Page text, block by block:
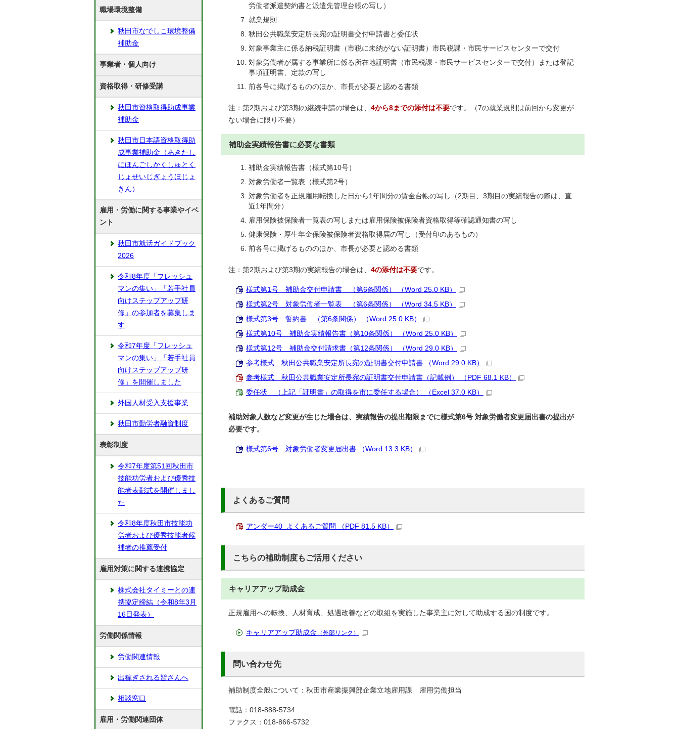
労働者派遣契約書と派遣先管理台帳の写し）
就業規則
秋田公共職業安定所長宛の証明書交付申請書と委任状
対象事業主に係る納税証明書（市税に未納がない証明書）市民税課・市民サービスセンターで交付
対象労働者が属する事業所に係る所在地証明書（市民税課・市民サービスセンターで交付）または登記
事項証明書、定款の写し
前各号に掲げるもののほか、市長が必要と認める書類
注：第2期および第3期の継続申請の場合は、 4から8までの添付は不要です。（7の就業規則は前回から変更が
ない場合に限り不要）
補助金実績報告書に必要な書類
補助金実績報告書（様式第10号）
対象労働者一覧表（様式第2号）
対象労働者を正規雇用転換した日から1年間分の賃金台帳の写し（2期目、3期目の実績報告の際は、直
近1年間分）
雇用保険被保険者一覧表の写しまたは雇用保険被保険者資格取得等確認通知書の写し
健康保険・厚生年金保険被保険者資格取得届の写し（受付印のあるもの）
前各号に掲げるもののほか、市長が必要と認める書類
注：第2期および第3期の実績報告の場合は、 4の添付は不要です。
様式第1号 補助金交付申請書 （第6条関係） （Word 25.0 KB）
様式第2号 対象労働者一覧表 （第6条関係） （Word 34.5 KB）
様式第3号 誓約書 （第6条関係） （Word 25.0 KB）
様式第10号 補助金実績報告書（第10条関係） （Word 25.0 KB）
様式第12号 補助金交付請求書（第12条関係） （Word 29.0 KB）
参考様式 秋田公共職業安定所長宛の証明書交付申請書 （Word 29.0 KB）
参考様式 秋田公共職業安定所長宛の証明書交付申請書（記載例） （PDF 68.1 KB）
委任状 （上記「証明書」の取得を市に委任する場合） （Excel 37.0 KB）
補助対象人数など変更が生じた場合は、実績報告の提出期限までに様式第6号 対象労働者変更届出書の提出が
必要です。
様式第6号 対象労働者変更届出書 （Word 13.3 KB）
よくあるご質問
アンダー40_よくあるご質問 （PDF 81.5 KB）
こちらの補助制度もご活用ください
キャリアアップ助成金
正規雇用への転換、人材育成、処遇改善などの取組を実施した事業主に対して助成する国の制度です。
キャリアアップ助成金 （外部リンク）
問い合わせ先
補助制度全般について：秋田市産業振興部企業立地雇用課 雇用労働担当
電話：018-888-5734
ファクス：018-866-5732
職場環境整備
秋田市なでしこ環境整備
補助金
事業者・個人向け
資格取得・研修受講
秋田市資格取得助成事業
補助金
秋田市日本語資格取得助
成事業補助金（あきたし
にほんごしかくしゅとく
じょせいじぎょうほじょ
きん）
雇用・労働に関する事業やイベ
ント
秋田市就活ガイドブック
2026
令和8年度「フレッシュ
マンの集い」「若手社員
向けステップアップ研
修」の参加者を募集しま
す
令和7年度「フレッシュ
マンの集い」「若手社員
向けステップアップ研
修」を開催しました
外国人材受入支援事業
秋田市勤労者融資制度
表彰制度
令和7年度第51回秋田市
技能功労者および優秀技
能者表彰式を開催しまし
た
令和8年度秋田市技能功
労者および優秀技能者候
補者の推薦受付
雇用対策に関する連携協定
株式会社タイミーとの連
携協定締結（令和8年3月
16日発表）
労働関係情報
労働関連情報
出稼ぎされる皆さんへ
相談窓口
雇用・労働関連団体